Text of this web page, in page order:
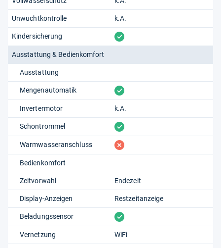
Unwuchtkontrolle k.A.
Kindersicherung vorhanden
Ausstattung & Bedienkomfort
Ausstattung
Mengenautomatik vorhanden
Invertermotor k.A.
Schontrommel vorhanden
Warmwasseranschluss fehlt
Bedienkomfort
Zeitvorwahl Endezeit
Display-Anzeigen Restzeitanzeige
Beladungssensor vorhanden
Vernetzung WiFi